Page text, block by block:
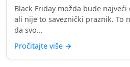
Black Friday možda bude
ali nije to saveznički praznik. To
da svo...
Pročitajte više →